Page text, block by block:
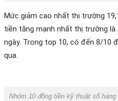
Mức giảm cao nhất thị trường
tiền tăng mạnh nhất thị trường là
ngày. Trong top 10, có đến 8/10
qua.
Nhóm 10 đồng tiền kỹ thuật số